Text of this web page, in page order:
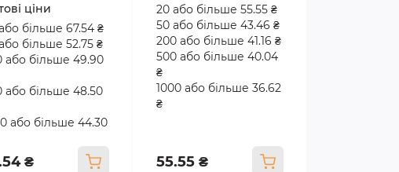
ціни
більше 67.54 ₴
більше 52.75 ₴
або більше 49.90
або більше 48.50
або більше 44.30
₴
20 або більше 55.55 ₴
50 або більше 43.46 ₴
200 або більше 41.16 ₴
500 або більше 40.04
₴
1000 або більше 36.62
₴
55.55 ₴